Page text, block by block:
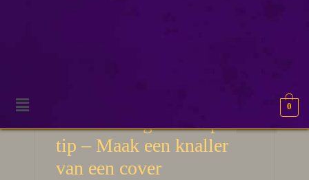
0
Boekomslag ontwerp
tip – Maak een knaller
van een cover